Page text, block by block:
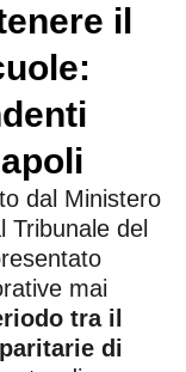
il
dal Ministero
Tribunale del
mai
tra il
di